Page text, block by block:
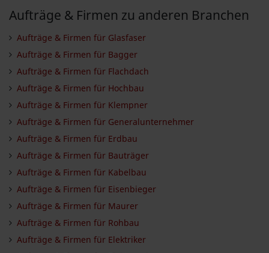
Aufträge & Firmen zu anderen Branchen
Aufträge & Firmen für Glasfaser
Aufträge & Firmen für Bagger
Aufträge & Firmen für Flachdach
Aufträge & Firmen für Hochbau
Aufträge & Firmen für Klempner
Aufträge & Firmen für Generalunternehmer
Aufträge & Firmen für Erdbau
Aufträge & Firmen für Bauträger
Aufträge & Firmen für Kabelbau
Aufträge & Firmen für Eisenbieger
Aufträge & Firmen für Maurer
Aufträge & Firmen für Rohbau
Aufträge & Firmen für Elektriker